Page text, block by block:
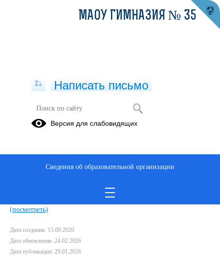
Правила безопасности для детей
Дети обязательно должны знать, как вести себя в экстремальных
ситуациях, когда их жизни и здоровью угрожает опасность.
Правила безопасности для детей.pdf
Восемь правил моей безопасности.pdf
(посмотреть)
Дата создания: 15.09.2020
Дата обновления: 24.02.2026
Дата публикации: 29.01.2026
МАОУ ГИМНАЗИЯ № 35
Написать письмо
Версия для слабовидящих
Сведения об образовательной организации